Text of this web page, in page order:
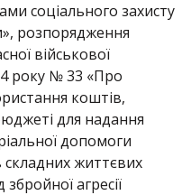
соціального захисту
розпорядження
військової
року № 33 «Про
коштів,
для надання
допомоги
складних життєвих
агресії